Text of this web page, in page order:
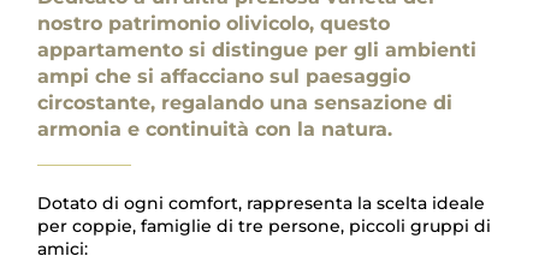
nostro patrimonio olivicolo, questo
appartamento si distingue per gli ambienti
ampi che si affacciano sul paesaggio
circostante, regalando una sensazione di
armonia e continuità con la natura.
Dotato di ogni comfort, rappresenta la scelta ideale
per coppie, famiglie di tre persone, piccoli gruppi di
amici: